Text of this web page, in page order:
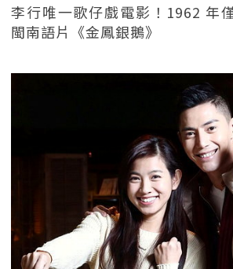
李行唯一歌仔戲電影！1962 年
閩南語片《金鳳銀鵝》